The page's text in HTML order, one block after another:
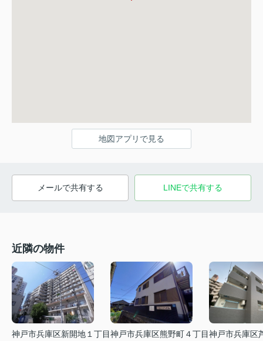
地図アプリで見る
メールで共有する LINEで共有する
近隣の物件
神戸市兵庫区新開地１丁目神戸市兵庫区熊野町４丁目神戸市兵庫区